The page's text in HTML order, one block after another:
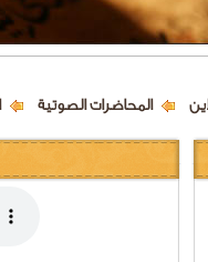
المحاضرات الصوتية